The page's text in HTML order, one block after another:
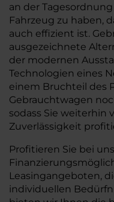
an der
Fahrzeug zu haben,
auch effizient ist.
ausgezeichnete
der modernen
Technologien eines
einem Bruchteil des
Gebrauchtwagen
sodass Sie weiterhin
Zuverlässigkeit
Profitieren Sie bei
Leasingangeboten,
individuellen